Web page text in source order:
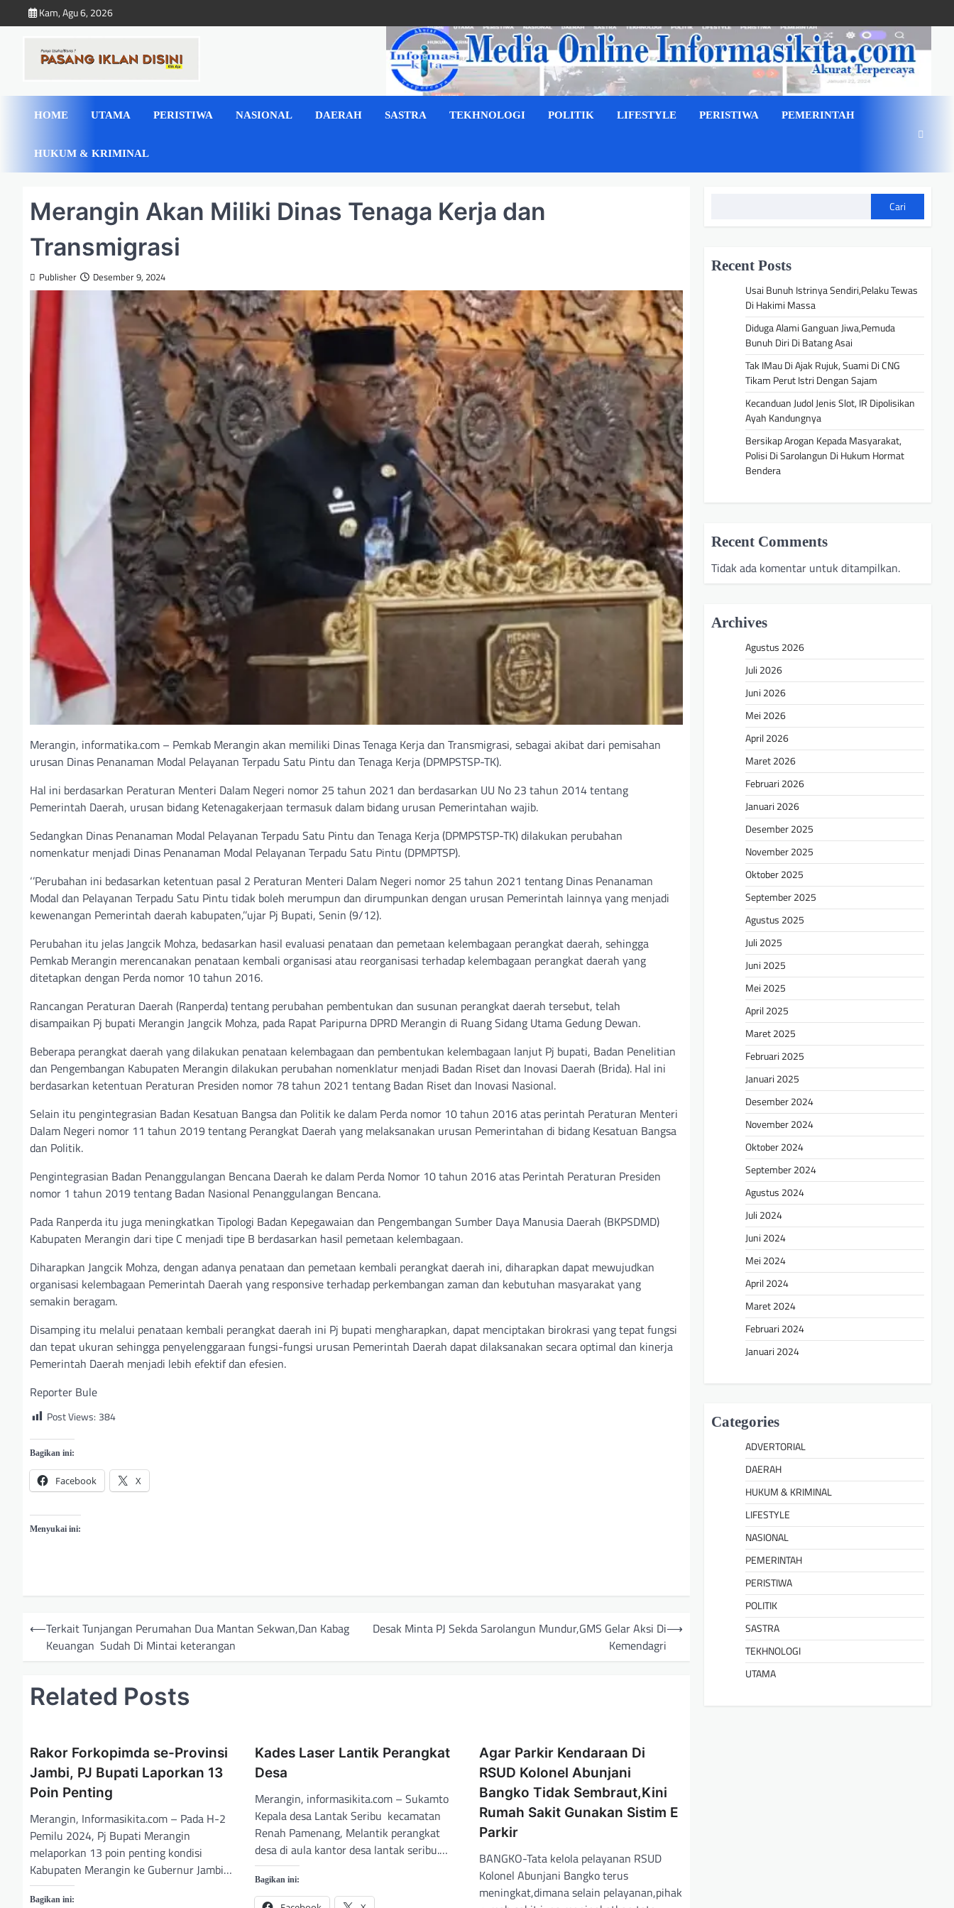
to
Kam, Agu 6, 2026
HOME UTAMA PERISTIWA NASIONAL DAERAH SASTRA TEKHNOLOGI POLITIK LIFESTYLE PERISTIWA PEMERINTAH
HUKUM & KRIMINAL
Merangin Akan Miliki Dinas Tenaga Kerja dan
Transmigrasi
Publisher Desember 9, 2024
Merangin, informatika.com – Pemkab Merangin akan memiliki Dinas Tenaga Kerja dan Transmigrasi, sebagai akibat dari pemisahan
urusan Dinas Penanaman Modal Pelayanan Terpadu Satu Pintu dan Tenaga Kerja (DPMPSTSP-TK).
Hal ini berdasarkan Peraturan Menteri Dalam Negeri nomor 25 tahun 2021 dan berdasarkan UU No 23 tahun 2014 tentang
Pemerintah Daerah, urusan bidang Ketenagakerjaan termasuk dalam bidang urusan Pemerintahan wajib.
Sedangkan Dinas Penanaman Modal Pelayanan Terpadu Satu Pintu dan Tenaga Kerja (DPMPSTSP-TK) dilakukan perubahan
nomenkatur menjadi Dinas Penanaman Modal Pelayanan Terpadu Satu Pintu (DPMPTSP).
‘’Perubahan ini bedasarkan ketentuan pasal 2 Peraturan Menteri Dalam Negeri nomor 25 tahun 2021 tentang Dinas Penanaman
Modal dan Pelayanan Terpadu Satu Pintu tidak boleh merumpun dan dirumpunkan dengan urusan Pemerintah lainnya yang menjadi
kewenangan Pemerintah daerah kabupaten,’’ujar Pj Bupati, Senin (9/12).
Perubahan itu jelas Jangcik Mohza, bedasarkan hasil evaluasi penataan dan pemetaan kelembagaan perangkat daerah, sehingga
Pemkab Merangin merencanakan penataan kembali organisasi atau reorganisasi terhadap kelembagaan perangkat daerah yang
ditetapkan dengan Perda nomor 10 tahun 2016.
Rancangan Peraturan Daerah (Ranperda) tentang perubahan pembentukan dan susunan perangkat daerah tersebut, telah
disampaikan Pj bupati Merangin Jangcik Mohza, pada Rapat Paripurna DPRD Merangin di Ruang Sidang Utama Gedung Dewan.
Beberapa perangkat daerah yang dilakukan penataan kelembagaan dan pembentukan kelembagaan lanjut Pj bupati, Badan Penelitian
dan Pengembangan Kabupaten Merangin dilakukan perubahan nomenklatur menjadi Badan Riset dan Inovasi Daerah (Brida). Hal ini
berdasarkan ketentuan Peraturan Presiden nomor 78 tahun 2021 tentang Badan Riset dan Inovasi Nasional.
Selain itu pengintegrasian Badan Kesatuan Bangsa dan Politik ke dalam Perda nomor 10 tahun 2016 atas perintah Peraturan Menteri
Dalam Negeri nomor 11 tahun 2019 tentang Perangkat Daerah yang melaksanakan urusan Pemerintahan di bidang Kesatuan Bangsa
dan Politik.
Pengintegrasian Badan Penanggulangan Bencana Daerah ke dalam Perda Nomor 10 tahun 2016 atas Perintah Peraturan Presiden
nomor 1 tahun 2019 tentang Badan Nasional Penanggulangan Bencana.
Pada Ranperda itu juga meningkatkan Tipologi Badan Kepegawaian dan Pengembangan Sumber Daya Manusia Daerah (BKPSDMD)
Kabupaten Merangin dari tipe C menjadi tipe B berdasarkan hasil pemetaan kelembagaan.
Diharapkan Jangcik Mohza, dengan adanya penataan dan pemetaan kembali perangkat daerah ini, diharapkan dapat mewujudkan
organisasi kelembagaan Pemerintah Daerah yang responsive terhadap perkembangan zaman dan kebutuhan masyarakat yang
semakin beragam.
Disamping itu melalui penataan kembali perangkat daerah ini Pj bupati mengharapkan, dapat menciptakan birokrasi yang tepat fungsi
dan tepat ukuran sehingga penyelenggaraan fungsi-fungsi urusan Pemerintah Daerah dapat dilaksanakan secara optimal dan kinerja
Pemerintah Daerah menjadi lebih efektif dan efesien.
Reporter Bule
Post Views: 384
Bagikan ini:
Facebook X
Menyukai ini:
N
⟵Terkait Tunjangan Perumahan Dua Mantan Sekwan,Dan Kabag
Keuangan Sudah Di Mintai keterangan
Desak Minta PJ Sekda Sarolangun Mundur,GMS Gelar Aksi Di
Kemendagri
⟶
Related Posts
Rakor Forkopimda se-Provinsi
Jambi, PJ Bupati Laporkan 13
Poin Penting
Merangin, Informasikita.com – Pada H-2
Pemilu 2024, Pj Bupati Merangin
melaporkan 13 poin penting kondisi
Kabupaten Merangin ke Gubernur Jambi…
Bagikan ini:
Kades Laser Lantik Perangkat
Desa
Merangin, informasikita.com – Sukamto
Kepala desa Lantak Seribu kecamatan
Renah Pamenang, Melantik perangkat
desa di aula kantor desa lantak seribu.…
Bagikan ini:
Agar Parkir Kendaraan Di
RSUD Kolonel Abunjani
Bangko Tidak Sembraut,Kini
Rumah Sakit Gunakan Sistim E
Parkir
BANGKO-Tata kelola pelayanan RSUD
Kolonel Abunjani Bangko terus
meningkat,dimana selain pelayanan,pihak
Cari
Recent Posts
Usai Bunuh Istrinya Sendiri,Pelaku Tewas
Di Hakimi Massa
Diduga Alami Ganguan Jiwa,Pemuda
Bunuh Diri Di Batang Asai
Tak IMau Di Ajak Rujuk, Suami Di CNG
Tikam Perut Istri Dengan Sajam
Kecanduan Judol Jenis Slot, IR Dipolisikan
Ayah Kandungnya
Bersikap Arogan Kepada Masyarakat,
Polisi Di Sarolangun Di Hukum Hormat
Bendera
Recent Comments
Tidak ada komentar untuk ditampilkan.
Archives
Agustus 2026
Juli 2026
Juni 2026
Mei 2026
April 2026
Maret 2026
Februari 2026
Januari 2026
Desember 2025
November 2025
Oktober 2025
September 2025
Agustus 2025
Juli 2025
Juni 2025
Mei 2025
April 2025
Maret 2025
Februari 2025
Januari 2025
Desember 2024
November 2024
Oktober 2024
September 2024
Agustus 2024
Juli 2024
Juni 2024
Mei 2024
April 2024
Maret 2024
Februari 2024
Januari 2024
Categories
ADVERTORIAL
DAERAH
HUKUM & KRIMINAL
LIFESTYLE
NASIONAL
PEMERINTAH
PERISTIWA
POLITIK
SASTRA
TEKHNOLOGI
UTAMA